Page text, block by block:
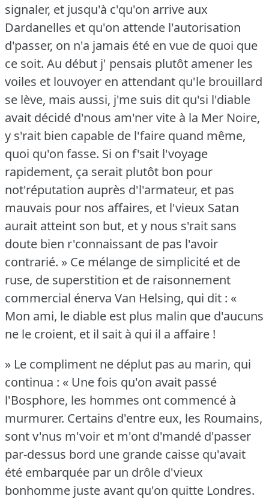
signaler, et jusqu'à c'qu'on arrive aux
Dardanelles et qu'on attende l'autorisation
d'passer, on n'a jamais été en vue de quoi que
ce soit. Au début j' pensais plutôt amener les
voiles et louvoyer en attendant qu'le brouillard
se lève, mais aussi, j'me suis dit qu'si l'diable
avait décidé d'nous am'ner vite à la Mer Noire,
y s'rait bien capable de l'faire quand même,
quoi qu'on fasse. Si on f'sait l'voyage
rapidement, ça serait plutôt bon pour
not'réputation auprès d'l'armateur, et pas
mauvais pour nos affaires, et l'vieux Satan
aurait atteint son but, et y nous s'rait sans
doute bien r'connaissant de pas l'avoir
contrarié. » Ce mélange de simplicité et de
ruse, de superstition et de raisonnement
commercial énerva Van Helsing, qui dit : «
Mon ami, le diable est plus malin que d'aucuns
ne le croient, et il sait à qui il a affaire !
» Le compliment ne déplut pas au marin, qui
continua : « Une fois qu'on avait passé
l'Bosphore, les hommes ont commencé à
murmurer. Certains d'entre eux, les Roumains,
sont v'nus m'voir et m'ont d'mandé d'passer
par-dessus bord une grande caisse qu'avait
été embarquée par un drôle d'vieux
bonhomme juste avant qu'on quitte Londres.